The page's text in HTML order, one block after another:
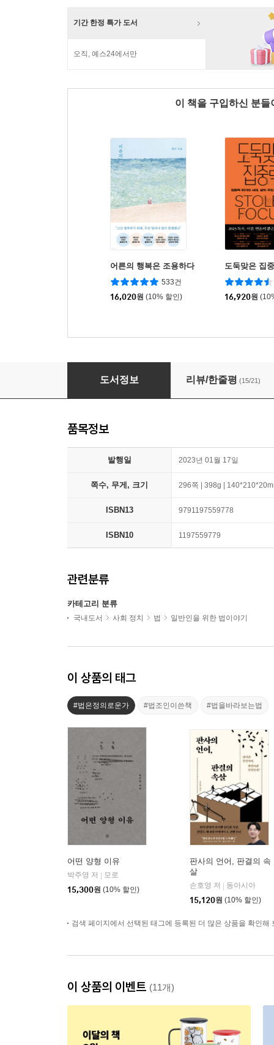
기간 한정 특가 도서
오직, 예스24에서만
이 책을 구입하신 분
어른의 행복은 조용하다
533건
16,020원 (10% 할인)
도둑맞은 집
16,920원
어떤 양형 이유
도서정보 리뷰/한줄평 (15/21)
품목정보
발행일 2023년 01월 17일
쪽수, 무게, 크기 296쪽 | 398g |
ISBN13 9791197559778
ISBN10 1197559779
관련분류
카테고리 분류
국내도서 사회 정치 법 일반인을 위한 법이야기
이 상품의 태그
#법은정의로운가 #법조인이쓴책 #법을바라보는법
어떤 양형 이유
박주영 저
모로
15,300원 (10% 할인)
판사의 언어, 판결의 속
살
손호영 저
동아시아
15,120원 (10% 할인)
검색 페이지에서 선택된 태그에 등록된 더 많은 상품을 확인해
이 상품의 이벤트 (11개)